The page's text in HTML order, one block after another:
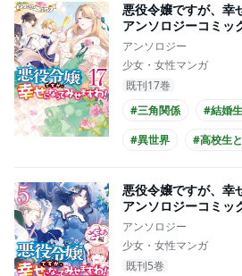
悪役令嬢ですが、
アンソロジーコミッ
アンソロジー
少女・女性マンガ
既刊17巻
#三角関係
#結婚
#異世界
#高校生
#主人公が10代女性
#制服
悪役令嬢ですが、
アンソロジーコミ
アンソロジー
少女・女性マンガ
既刊5巻